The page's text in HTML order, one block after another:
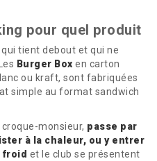
pour quel produit
tient debout et qui ne
Burger Box en carton
ou kraft, sont fabriquées
simple au format sandwich
monsieur, passe par
à la chaleur, ou y entrer
froid et le club se présentent